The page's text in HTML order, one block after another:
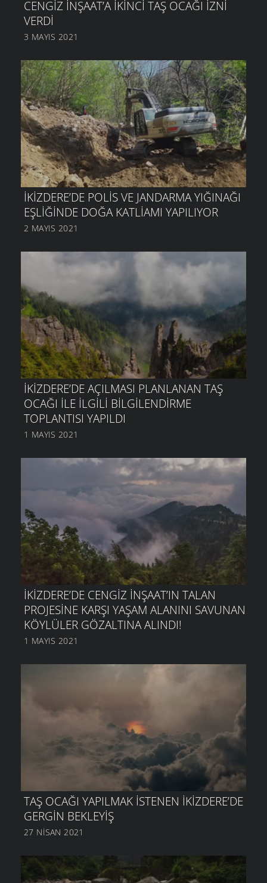
CENGIZ İNŞAAT’A IKINCI TAŞ OCAĞI IZNI
VERDI
3 MAYIS 2021
İKIZDERE’DE POLIS VE JANDARMA YIĞINAĞI
EŞLIĞINDE DOĞA KATLIAMI YAPILIYOR
2 MAYIS 2021
İKIZDERE’DE AÇILMASI PLANLANAN TAŞ
OCAĞI ILE ILGILI BILGILENDIRME
TOPLANTISI YAPILDI
1 MAYIS 2021
İKIZDERE’DE CENGIZ İNŞAAT’IN TALAN
PROJESINE KARŞI YAŞAM ALANINI SAVUNAN
KÖYLÜLER GÖZALTINA ALINDI!
1 MAYIS 2021
TAŞ OCAĞI YAPILMAK ISTENEN İKIZDERE’DE
GERGIN BEKLEYIŞ
27 NISAN 2021